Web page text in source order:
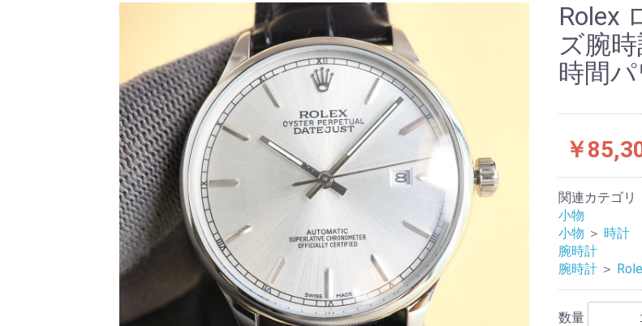
LOUIS VUITTON
ハイブランド
Supreme
Miu Miu
アウター
LOUIS VUITTON
MONCLER
Adidas
THE NORTH FACE
CHANEL
𝗖𝗔𝗡𝗔𝗗𝗔 𝗚𝗢𝗢𝗦𝗘
DIOR
GUCCI
VERSACE
BALENCIAGA
FENDI
子供服切れ ぼうし
ネクタイ
ハンカチ
スマホケース
サングラス・アイウェ
ア
アクセサリー
マフラー/スカーフ
傘 LOUIS VUITTON
LINEID：0109shop
バッグチャーム
バッグストラップ
カード（コイン）ケー
ス
キーケース
時計
手袋
ヘアアクセサリー
寝具
ブランケット
カーペット絨毯
クッションカバー/ク
ッション
小物入れ収納ボックス
バスタオル
QRコード レディース/女性用
メンズ/男性用
Gucci
ChanelRolex
ズ腕
時間
￥
関連カテゴリ
小物
小物 ＞ 時計
腕時計
腕時計 ＞
数量